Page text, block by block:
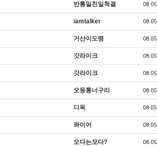
반통일친일척결 08.05
iamtalker 08.05
거산이도령 08.05
갓라이크 08.05
갓라이크 08.05
오동통너구리 08.05
디독 08.05
콰이어 08.05
모다는모다? 08.05